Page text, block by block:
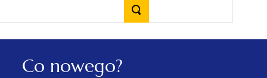
Co nowego?